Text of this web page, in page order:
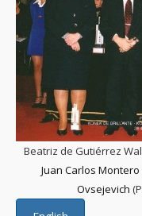
Beatriz de Gutiérrez
Juan Carlos Montero
Ovsejevich